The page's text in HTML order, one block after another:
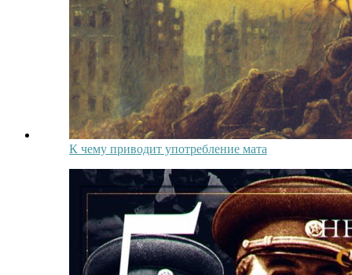
К чему приводит употребление мата